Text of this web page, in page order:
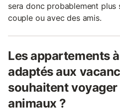
sera donc probablement plus
couple ou avec des amis.
Les appartements
adaptés aux
souhaitent
animaux ?